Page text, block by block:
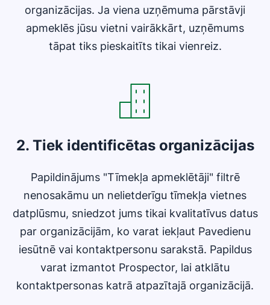
organizācijas. Ja viena uzņēmuma pārstāvji
apmeklēs jūsu vietni vairākkārt, uzņēmums
tāpat tiks pieskaitīts tikai vienreiz.
2. Tiek identificētas organizācijas
Papildinājums "Tīmekļa apmeklētāji" filtrē
nenosakāmu un nelietderīgu tīmekļa vietnes
datplūsmu, sniedzot jums tikai kvalitatīvus datus
par organizācijām, ko varat iekļaut Pavedienu
iesūtnē vai kontaktpersonu sarakstā. Papildus
varat izmantot Prospector, lai atklātu
kontaktpersonas katrā atpazītajā organizācijā.